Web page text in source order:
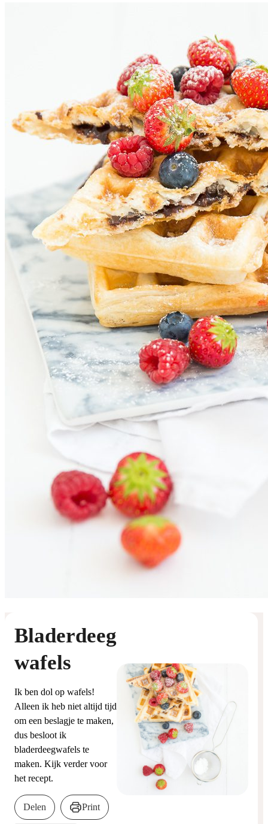
Bladerdeeg
wafels
Ik ben dol op wafels!
Alleen ik heb niet altijd tijd
om een beslagje te maken,
dus besloot ik
bladerdeegwafels te
maken. Kijk verder voor
het recept.
Delen Print